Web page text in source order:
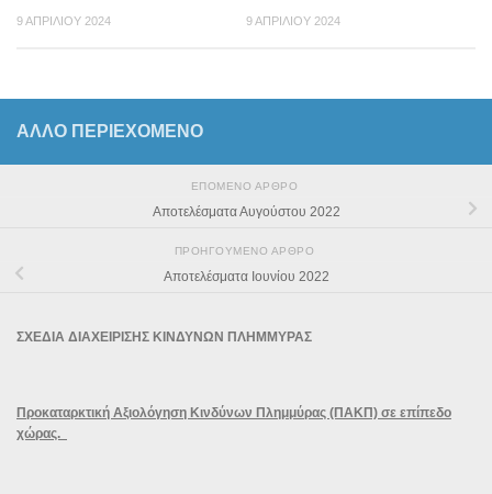
9 ΑΠΡΙΛΊΟΥ 2024 9 ΑΠΡΙΛΊΟΥ 2024
ΆΛΛΟ ΠΕΡΙΕΧΟΜΕΝΟ
ΕΠΌΜΕΝΟ ΆΡΘΡΟ
Αποτελέσματα Αυγούστου 2022
ΠΡΟΗΓΟΎΜΕΝΟ ΆΡΘΡΟ
Αποτελέσματα Ιουνίου 2022
ΣΧΕΔΙΑ ΔΙΑΧΕΙΡΙΣΗΣ ΚΙΝΔΥΝΩΝ ΠΛΗΜΜΥΡΑΣ
Προκαταρκτική Αξιολόγηση Κινδύνων Πλημμύρας (ΠΑΚΠ) σε επίπεδο
χώρας.